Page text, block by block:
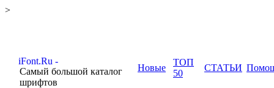
>
Самый большой каталог
шрифтов
Новые
ТОП
50
СТАТЬИ